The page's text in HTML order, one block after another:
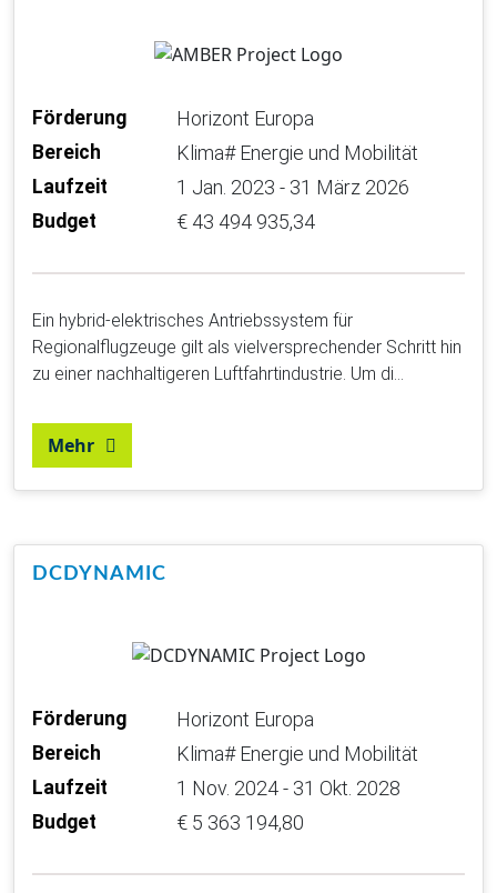
Förderung Horizont Europa
Bereich Klima# Energie und Mobilität
Laufzeit 1 Jan. 2023 - 31 März 2026
Budget € 43 494 935,34
Ein hybrid-elektrisches Antriebssystem für
Regionalflugzeuge gilt als vielversprechender Schritt hin
zu einer nachhaltigeren Luftfahrtindustrie. Um di…
Mehr
DCDYNAMIC
Förderung Horizont Europa
Bereich Klima# Energie und Mobilität
Laufzeit 1 Nov. 2024 - 31 Okt. 2028
Budget € 5 363 194,80